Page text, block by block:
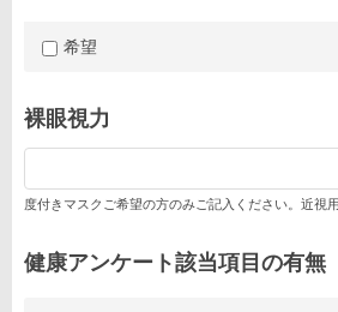
希望
裸眼視力
度付きマスクご希望の方のみご記入ください。近視
健康アンケート該当項目の有無